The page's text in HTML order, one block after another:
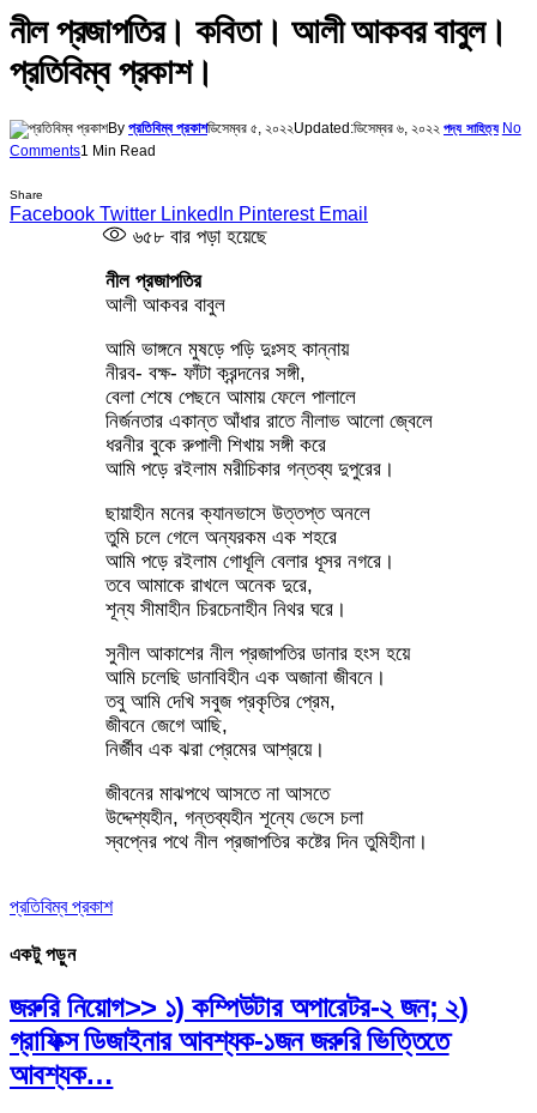
নীল প্রজাপতির। কবিতা। আলী আকবর বাবুল।
প্রতিবিম্ব প্রকাশ।
By প্রতিবিম্ব প্রকাশডিসেম্বর ৫, ২০২২Updated:ডিসেম্বর ৬, ২০২২ পদ্য সাহিত্য No
Comments1 Min Read
Share
Facebook Twitter LinkedIn Pinterest Email
৬৫৮বার পড়া হয়েছে
নীল প্রজাপতির
আলী আকবর বাবুল
আমি ভাঙ্গনে মুষড়ে পড়ি দুঃসহ কান্নায়
নীরব- বক্ষ- ফাঁটা ক্রন্দনের সঙ্গী,
বেলা শেষে পেছনে আমায় ফেলে পালালে
নির্জনতার একান্ত আঁধার রাতে নীলাভ আলো জ্বেলে
ধরনীর বুকে রুপালী শিখায় সঙ্গী করে
আমি পড়ে রইলাম মরীচিকার গন্তব্য দুপুরের।
ছায়াহীন মনের ক্যানভাসে উত্তপ্ত অনলে
তুমি চলে গেলে অন্যরকম এক শহরে
আমি পড়ে রইলাম গোধূলি বেলার ধূসর নগরে।
তবে আমাকে রাখলে অনেক দুরে,
শূন্য সীমাহীন চিরচেনাহীন নিথর ঘরে।
সুনীল আকাশের নীল প্রজাপতির ডানার হংস হয়ে
আমি চলেছি ডানাবিহীন এক অজানা জীবনে।
তবু আমি দেখি সবুজ প্রকৃতির প্রেম,
জীবনে জেগে আছি,
নির্জীব এক ঝরা প্রেমের আশ্রয়ে।
জীবনের মাঝপথে আসতে না আসতে
উদ্দেশ্যহীন, গন্তব্যহীন শূন্যে ভেসে চলা
স্বপ্নের পথে নীল প্রজাপতির কষ্টের দিন তুমিহীনা।
প্রতিবিম্ব প্রকাশ
একটু পড়ুন
জরুরি নিয়োগ>> ১) কম্পিউটার অপারেটর-২ জন; ২)
গ্রাফিক্স ডিজাইনার আবশ্যক-১জন জরুরি ভিত্তিতে
আবশ্যক…